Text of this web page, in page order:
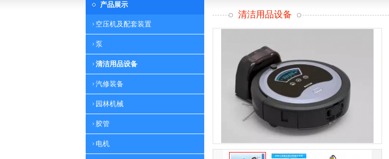
产品展示
空压机及配套装置
泵
清洁用品设备
汽修装备
园林机械
胶管
电机
清洁用品设备